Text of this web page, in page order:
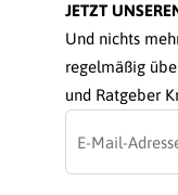
JETZT
Und nichts
regelmäßig
und Ratgeber